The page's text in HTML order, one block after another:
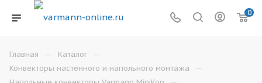
0
Главная — Каталог —
Конвекторы настенного и напольного монтажа —